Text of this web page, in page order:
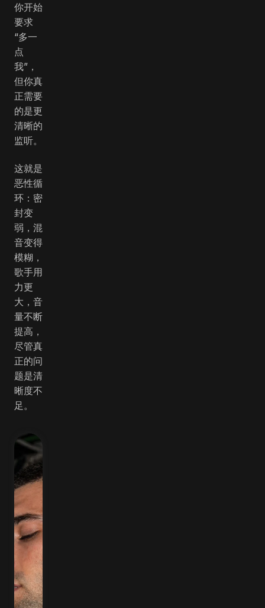
你开始
要求
“多一
点
我”，
但你真
正需要
的是更
清晰的
监听。
这就是
恶性循
环：密
封变
弱，混
音变得
模糊，
歌手用
力更
大，音
量不断
提高，
尽管真
正的问
题是清
晰度不
足。